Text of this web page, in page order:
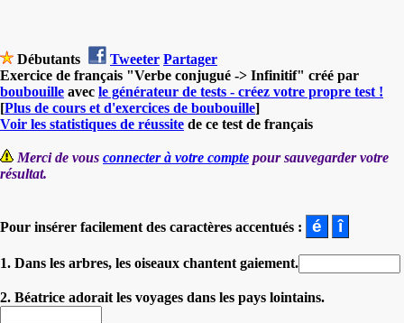
Débutants Tweeter Partager
Exercice de français "Verbe conjugué -> Infinitif" créé par
boubouille avec le générateur de tests - créez votre propre test !
[Plus de cours et d'exercices de boubouille]
Voir les statistiques de réussite de ce test de français
Merci de vous connecter à votre compte pour sauvegarder votre
résultat.
Pour insérer facilement des caractères accentués :
1. Dans les arbres, les oiseaux chantent gaiement.
2. Béatrice adorait les voyages dans les pays lointains.